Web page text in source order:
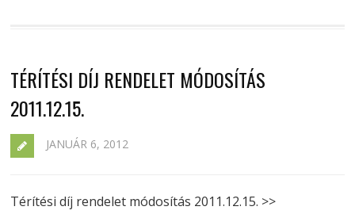
TÉRÍTÉSI DÍJ RENDELET MÓDOSÍTÁS
2011.12.15.
JANUÁR 6, 2012
Térítési díj rendelet módosítás 2011.12.15. >>